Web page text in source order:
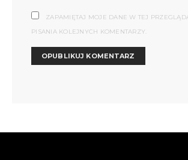
ZAPAMIĘTAJ MOJE DANE W TEJ
PISANIA KOLEJNYCH KOMENTARZY.